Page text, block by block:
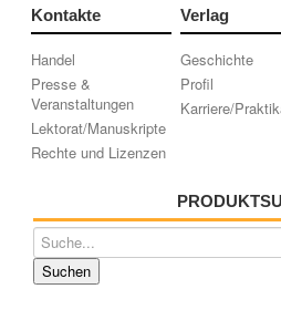
Kontakte
Handel
Presse &
Veranstaltungen
Lektorat/Manuskripte
Rechte und Lizenzen
Verlag
Geschichte
Profil
Karriere/